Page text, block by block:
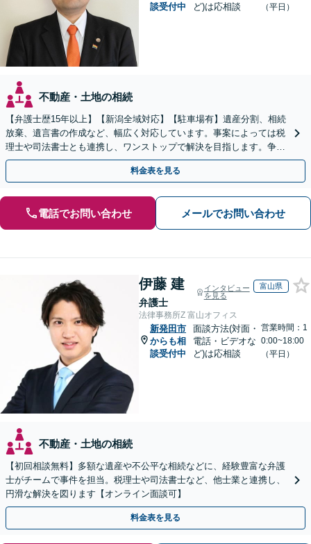
談受付中
ど)は応相談
（平日）
不動産・土地の相続
【弁護士歴15年以上】【新潟全域対応】【駐車場有】遺産分割、相続
放棄、遺言書の作成など、幅広く対応しています。事案によっては税
理士や司法書士とも連携し、ワンストップで解決を目指します。争い
を防ぐためにもぜひご相談ください。【分割払い可】
料金表を見る
電話でお問い合わせ メールでお問い合わせ
伊藤 建
弁護士
インタビュー
を見る
富山県
法律事務所Z 富山オフィス
新発田市
からも相
談受付中
面談方法(対面・
電話・ビデオな
ど)は応相談
営業時間：1
0:00~18:00
（平日）
不動産・土地の相続
【初回相談無料】多額な遺産や不公平な相続などに、経験豊富な弁護
士がチームで事件を担当。税理士や司法書士など、他士業と連携し、
円滑な解決を図ります【オンライン面談可】
料金表を見る